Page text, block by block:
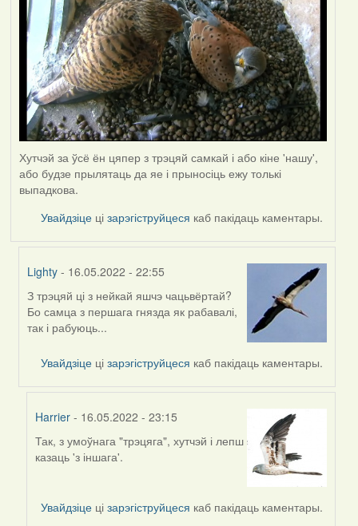
Хутчэй за ўсё ён цяпер з трэцяй самкай і або кіне 'нашу',
або будзе прылятаць да яе і прыносіць ежу толькі
выпадкова.
Увайдзіце цізарэгіструйцеся каб пакідаць каментары.
Lighty - 16.05.2022 - 22:55
In
reply
to
Harrier
З трэцяй ці з нейкай яшчэ чацьвёртай?
Бо самца з першага гнязда як рабавалі,
так і рабуюць...
Увайдзіце цізарэгіструйцеся каб пакідаць каментары.
Harrier - 16.05.2022 - 23:15
In
reply
Lighty
Так, з умоўнага "трэцяга", хутчэй і лепш
казаць 'з іншага'.
Увайдзіце цізарэгіструйцеся каб пакідаць каментары.